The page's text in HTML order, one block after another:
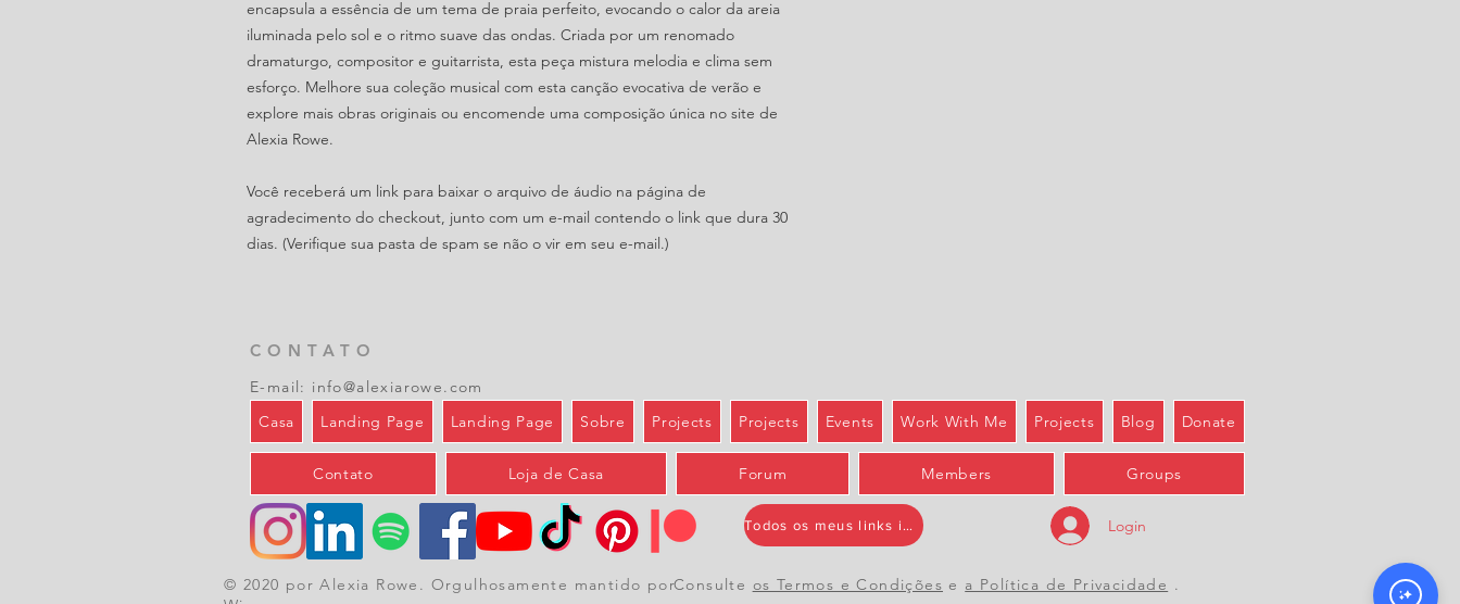
encapsula a essência de um tema de praia perfeito, evocando o calor da areia
iluminada pelo sol e o ritmo suave das ondas. Criada por um renomado
dramaturgo, compositor e guitarrista, esta peça mistura melodia e clima sem
esforço. Melhore sua coleção musical com esta canção evocativa de verão e
explore mais obras originais ou encomende uma composição única no site de
Alexia Rowe.
Você receberá um link para baixar o arquivo de áudio na página de
agradecimento do checkout, junto com um e-mail contendo o link que dura 30
dias. (Verifique sua pasta de spam se não o vir em seu e-mail.)
CONTATO
E-mail: info@alexiarowe.com
Casa
Landing Page Landing Page Sobre Projects Projects Events Work With Me Projects Blog Donate
Contato Loja de Casa Forum Members Groups
Todos os meus links importantes Login
Consulte os Termos e Condições e a Política de Privacidade .
© 2020 por Alexia Rowe. Orgulhosamente mantido por